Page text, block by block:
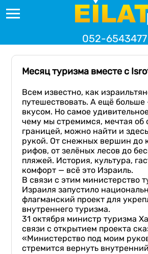
052-6543477
Месяц туризма вместе с
Всем известно, как
путешествовать. А ещё больше
вкусом. Но самое
чему мы стремимся, мечтая об
границей, можно найти и
рукой. От снежных вершин до
рифов, от зелёных лесов до
пляжей. История, культура,
комфорт — всё это Израиль.
В связи с этим министерство
Израиля запустило
флагманский проект для
внутреннего туризма.
31 октября министр туризма
связи с открытием проекта
«Министерство под моим
стремится вернуть